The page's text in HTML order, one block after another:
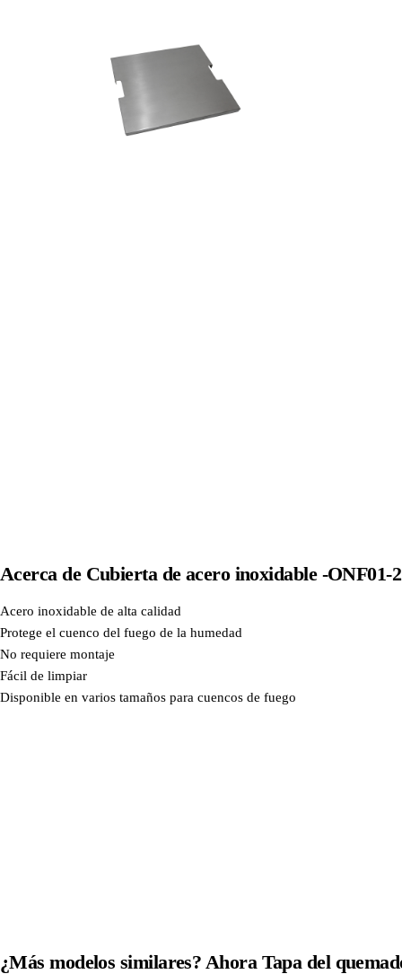
Acerca de Cubierta de acero inoxidable -ONF01-
Acero inoxidable de alta calidad
Protege el cuenco del fuego de la humedad
No requiere montaje
Fácil de limpiar
Disponible en varios tamaños para cuencos de fuego
¿Más modelos similares? Ahora Tapa del